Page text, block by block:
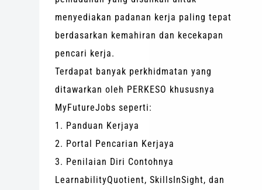
menyediakan padanan kerja paling tepat
berdasarkan kemahiran dan kecekapan
pencari kerja.
Terdapat banyak perkhidmatan yang
ditawarkan oleh PERKESO khususnya
MyFutureJobs seperti:
1. Panduan Kerjaya
2. Portal Pencarian Kerjaya
3. Penilaian Diri Contohnya
LearnabilityQuotient, SkillsInSight, dan